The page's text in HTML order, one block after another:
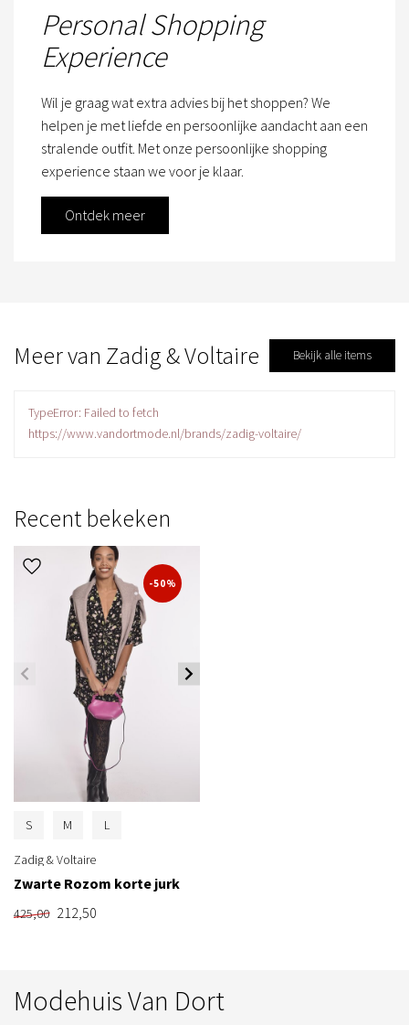
Personal Shopping
Experience
Wil je graag wat extra advies bij het shoppen? We
helpen je met liefde en persoonlijke aandacht aan een
stralende outfit. Met onze persoonlijke shopping
experience staan we voor je klaar.
Ontdek meer
Meer van Zadig & Voltaire Bekijk alle items
TypeError: Failed to fetch
https://www.vandortmode.nl/brands/zadig-voltaire/
Recent bekeken
-50%
S M L
Zadig & Voltaire
Zwarte Rozom korte jurk
425,00 212,50
Modehuis Van Dort